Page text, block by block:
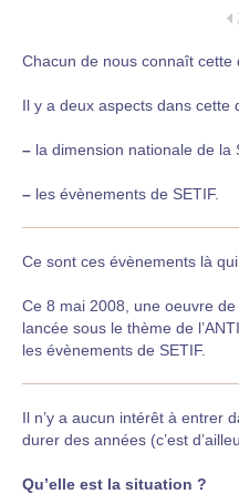
Chacun de nous connaît cette
Il y a deux aspects dans cette
– la dimension nationale de la
– les évènements de SETIF.
Ce sont ces évènements là
Ce 8 mai 2008, une oeuvre
lancée sous le thème de
les évènements de SETIF.
Il n’y a aucun intérêt à entrer
durer des années (c’est
Qu’elle est la situation ?